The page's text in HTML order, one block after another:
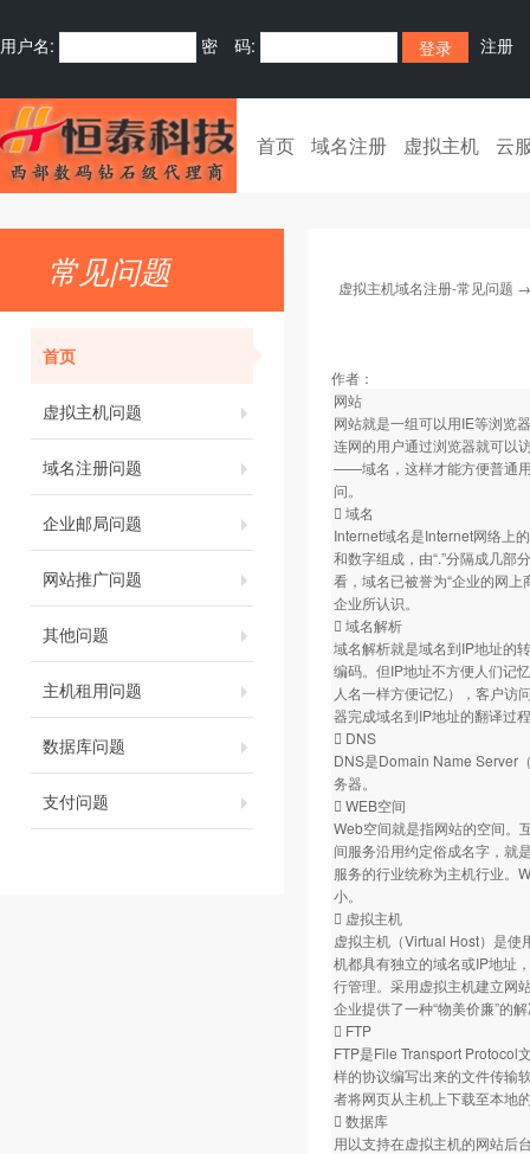
用户名: 密 码: 注册
首页 域名注册 虚拟主机 云
常见问题
首页
虚拟主机问题
域名注册问题
企业邮局问题
网站推广问题
其他问题
主机租用问题
数据库问题
支付问题
虚拟主机域名注册-常见问题
作者：
网站
网站就是一组可以用IE等浏览
连网的用户通过浏览器就可以
——域名，这样才能方便普通
问。
 域名
Internet域名是Internet网络上
和数字组成，由“.”分隔成几部
看，域名已被誉为“企业的网
企业所认识。
 域名解析
域名解析就是域名到IP地址的
编码。但IP地址不方便人们记
人名一样方便记忆），客户访
器完成域名到IP地址的翻译过
 DNS
DNS是Domain Name Server
务器。
 WEB空间
Web空间就是指网站的空间。
间服务沿用约定俗成名字，就
服务的行业统称为主机行业。
小。
 虚拟主机
虚拟主机（Virtual Host）是使
机都具有独立的域名或IP地址
行管理。采用虚拟主机建立网
企业提供了一种“物美价廉”的
 FTP
FTP是File Transport Protocol
样的协议编写出来的文件传输
者将网页从主机上下载至本地
 数据库
用以支持在虚拟主机的网站后